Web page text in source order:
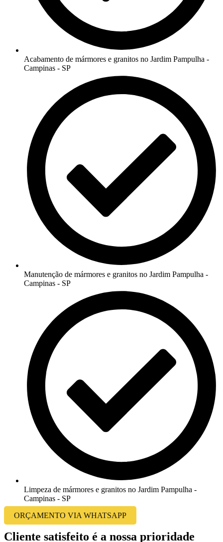
Acabamento de mármores e granitos no Jardim Pampulha -
Campinas - SP
Manutenção de mármores e granitos no Jardim Pampulha -
Campinas - SP
Limpeza de mármores e granitos no Jardim Pampulha -
Campinas - SP
ORÇAMENTO VIA WHATSAPP
Cliente satisfeito é a nossa prioridade